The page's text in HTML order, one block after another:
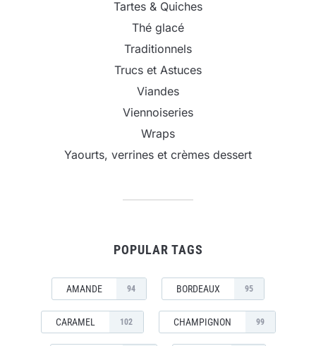
Tartes & Quiches
Thé glacé
Traditionnels
Trucs et Astuces
Viandes
Viennoiseries
Wraps
Yaourts, verrines et crèmes dessert
POPULAR TAGS
AMANDE 94 BORDEAUX 95
CARAMEL 102 CHAMPIGNON 99